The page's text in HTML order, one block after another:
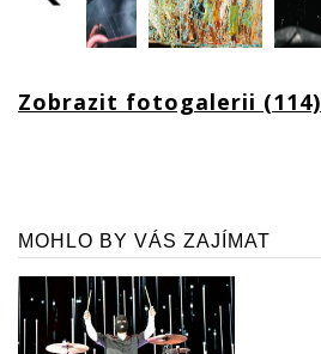
Zobrazit fotogalerii (114)
MOHLO BY VÁS ZAJÍMAT